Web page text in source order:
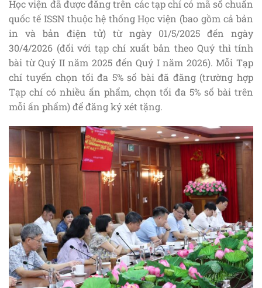
Học viện đã được đăng trên các tạp chí có mã số chuẩn
quốc tế ISSN thuộc hệ thống Học viện (bao gồm cả bản
in và bản điện tử) từ ngày 01/5/2025 đến ngày
30/4/2026 (đối với tạp chí xuất bản theo Quý thì tính
bài từ Quý II năm 2025 đến Quý I năm 2026). Mỗi Tạp
chí tuyển chọn tối đa 5% số bài đã đăng (trường hợp
Tạp chí có nhiều ấn phẩm, chọn tối đa 5% số bài trên
mỗi ấn phẩm) để đăng ký xét tặng.